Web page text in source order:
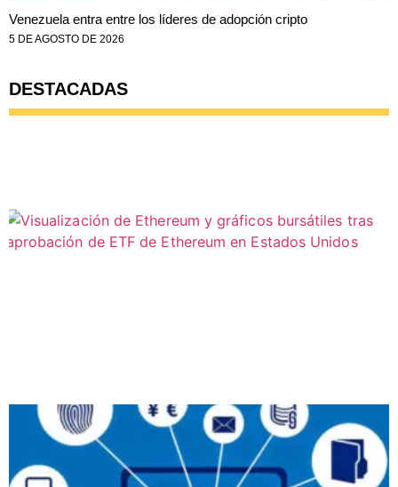
Venezuela entra entre los líderes de adopción cripto
5 DE AGOSTO DE 2026
DESTACADAS